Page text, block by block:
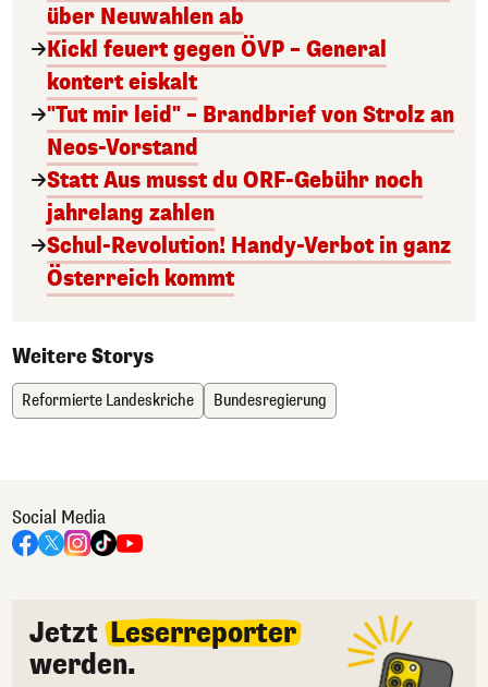
über Neuwahlen ab
Kickl feuert gegen ÖVP – General
kontert eiskalt
"Tut mir leid" – Brandbrief von Strolz an
Neos-Vorstand
Statt Aus musst du ORF-Gebühr noch
jahrelang zahlen
Schul-Revolution! Handy-Verbot in ganz
Österreich kommt
Weitere Storys
Reformierte Landeskriche Bundesregierung
Social Media
Jetzt Leserreporter
werden.